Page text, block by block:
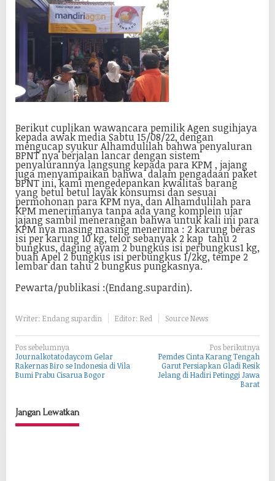
Berikut cuplikan wawancara pemilik Agen sugihjaya
kepada awak media Sabtu 15/08/22, dengan
mengucap syukur Alhamdulilah bahwa penyaluran
BPNT nya berjalan lancar dengan sistem
penyalurannya langsung kepada para KPM , jajang
juga menyampaikan bahwa dalam pengadaan paket
BPNT ini, kami mengedepankan kwalitas barang
yang betul betul layak konsumsi dan sesuai
permohonan para KPM nya, dan Alhamdulilah para
KPM menerimanya tanpa ada yang komplein ujar
jajang sambil menerangan bahwa untuk kali ini para
KPM nya masing masing menerima : 2 karung beras
isi per karung 10 kg, telor sebanyak 2 kap tahu 2
bungkus, daging ayam 2 bungkus isi perbungkus1 kg,
buah Apel 2 bungkus isi perbungkus 1/2kg, tempe 2
lembar dan tahu 2 bungkus pungkasnya.
Pewarta/publikasi :(Endang.supardin).
Writer: Endang supardin Editor: Red Source News
N
a
v
g
a
Pos sebelumnya
Journalkotatodaycom Gelar
Rakernas Biro se Indonesia di Vila
Bumi Prabu Cisarua Bogor
Pos berikutnya
Pemdes Cinta Karang Tengah
Garut Persiapkan Gladi Resik
Jelang di Hadiri Petinggi Jawa
Barat
Jangan Lewatkan